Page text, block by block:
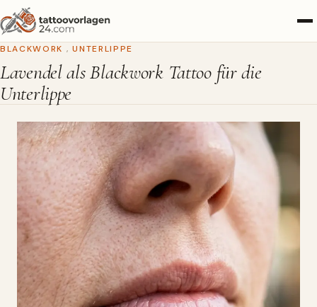
BLACKWORK , UNTERLIPPE
Lavendel als Blackwork Tattoo für die
Unterlippe